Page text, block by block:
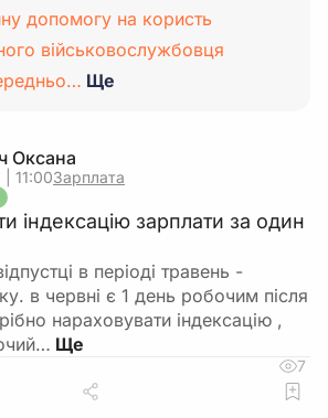
допомогу на користь
військовослужбовця
Ще
Оксана
11:00Зарплата
індексацію зарплати за один
в періоді травень -
в червні є 1 день робочим після
нараховувати індексацію ,
7